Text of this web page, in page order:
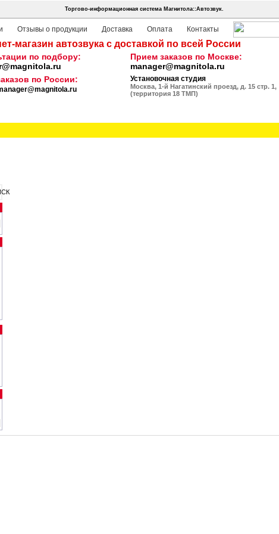
Торгово-информационная система Магнитола::Автозвук.
Отзывы о продукции Доставка Оплата Контакты
магазин автозвука с доставкой по всей России
по подбору:
Прием заказов по Москве:
manager@magnitola.ru
по России:
Установочная студия
Москва, 1-й Нагатинский проезд, д. 15 стр. 1,
(территория 18 ТМП)